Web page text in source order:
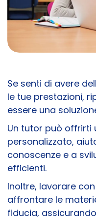
Se senti di avere
le tue prestazioni,
essere una
Un tutor può offrirti
personalizzato,
conoscenze e a
efficienti.
Inoltre, lavorare
affrontare le
fiducia,